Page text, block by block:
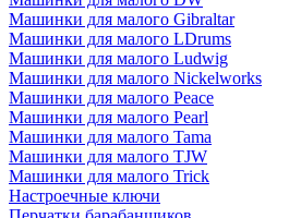
Машинки для малого Gibraltar
Машинки для малого LDrums
Машинки для малого Ludwig
Машинки для малого Nickelworks
Машинки для малого Peace
Машинки для малого Pearl
Машинки для малого Tama
Машинки для малого TJW
Машинки для малого Trick
Настроечные ключи